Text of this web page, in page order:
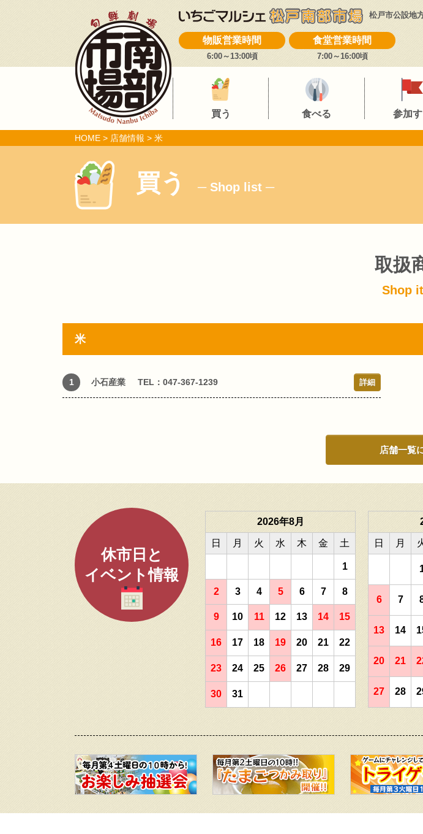
松戸市公設地
物販営業時間
6:00～13:00頃
食堂営業時間
7:00～16:00頃
買う 食べる 参加
HOME > 店舗情報 > 米
買う ─ Shop list ─
取扱
Shop
米
1 小石産業 TEL：047-367-1239 詳細
店舗一覧
休市日と
イベント情報
2026年8月
日 月 火 水 木 金 土
1
2 3 4 5 6 7 8
9 10 11 12 13 14 15
16 17 18 19 20 21 22
23 24 25 26 27 28 29
30 31
日 月
6 7
13 14
20 21
27 28